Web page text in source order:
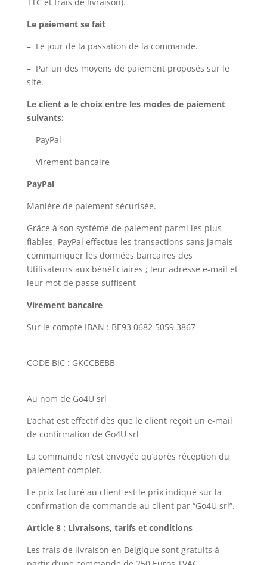
Le paiement se fait
– Le jour de la passation de la commande.
– Par un des moyens de paiement proposés sur le
site.
Le client a le choix entre les modes de paiement
suivants:
– PayPal
– Virement bancaire
PayPal
Manière de paiement sécurisée.
Grâce à son système de paiement parmi les plus
fiables, PayPal effectue les transactions sans jamais
communiquer les données bancaires des
Utilisateurs aux bénéficiaires ; leur adresse e-mail et
leur mot de passe suffisent
Virement bancaire
Sur le compte IBAN : BE93 0682 5059 3867
CODE BIC : GKCCBEBB
Au nom de Go4U srl
L’achat est effectif dès que le client reçoit un e-mail
de confirmation de Go4U srl
La commande n’est envoyée qu’après réception du
paiement complet.
Le prix facturé au client est le prix indiqué sur la
confirmation de commande au client par “Go4U srl”.
Article 8 : Livraisons, tarifs et conditions
Les frais de livraison en Belgique sont gratuits à